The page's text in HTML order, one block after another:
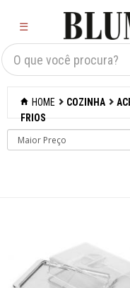
☰
Criar Lista×
Organização
Cozinha
Acessórios para
Acessórios
organizar
HOME COZINHA
FRIOS